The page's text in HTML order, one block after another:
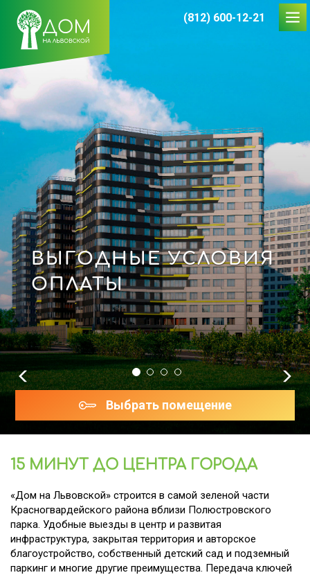
(812) 600-12-21
ВЫГОДНЫЕ УСЛОВИЯ
ОПЛАТЫ
Previous
Выбрать помещение
15 МИНУТ ДО ЦЕНТРА ГОРОДА
«Дом на Львовской» строится в самой зеленой части
Красногвардейского района вблизи Полюстровского
парка. Удобные выезды в центр и развитая
инфраструктура, закрытая территория и авторское
благоустройство, собственный детский сад и подземный
паркинг и многие другие преимущества. Передача ключей